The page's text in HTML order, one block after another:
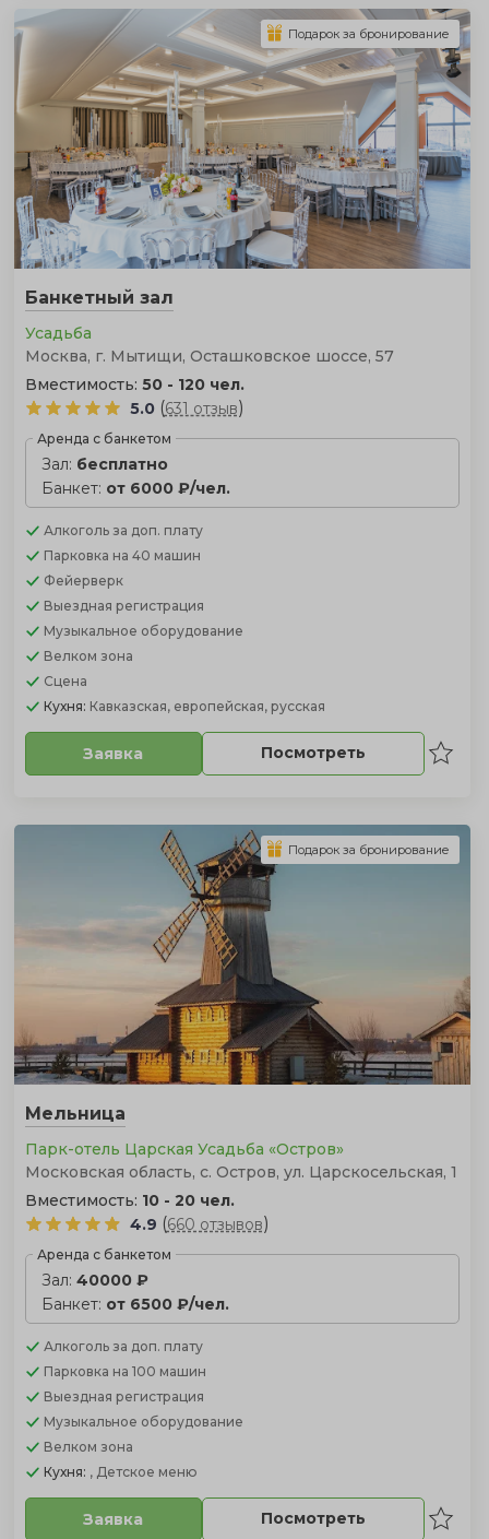
Банкетный зал
Усадьба
Москва, г. Мытищи, Осташковское шоссе, 57
Вместимость: 50 - 120 чел.
5.0 (631 отзыв)
Аренда с банкетом
Зал: бесплатно
Банкет: от 6000 ₽/чел.
Алкоголь за доп. плату
Парковка на 40 машин
Фейерверк
Выездная регистрация
Музыкальное оборудование
Велком зона
Сцена
Кухня: Кавказская, европейская, русская
Заявка Посмотреть
Подарок за бронирование
Мельница
Парк-отель Царская Усадьба «Остров»
Московская область, с. Остров, ул. Царскосельская, 1
Вместимость: 10 - 20 чел.
4.9 (660 отзывов)
Аренда с банкетом
Зал: 40000 ₽
Банкет: от 6500 ₽/чел.
Алкоголь за доп. плату
Парковка на 100 машин
Выездная регистрация
Музыкальное оборудование
Велком зона
Кухня: , Детское меню
Заявка Посмотреть
Подарок за бронирование